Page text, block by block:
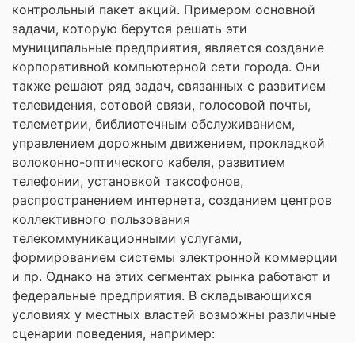
контрольный пакет акций. Примером основной
задачи, которую берутся решать эти
муниципальные предприятия, является создание
корпоративной компьютерной сети города. Они
также решают ряд задач, связанных с развитием
телевидения, сотовой связи, голосовой почты,
телеметрии, библиотечным обслуживанием,
управлением дорожным движением, прокладкой
волоконно-оптического кабеля, развитием
телефонии, установкой таксофонов,
распространением интернета, созданием центров
коллективного пользования
телекоммуникационными услугами,
формированием системы электронной коммерции
и пр. Однако на этих сегментах рынка работают и
федеральные предприятия. В складывающихся
условиях у местных властей возможны различные
сценарии поведения, например: